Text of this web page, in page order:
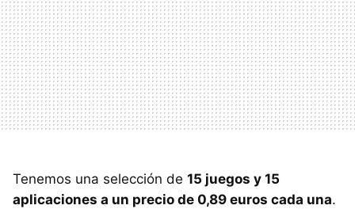
Tenemos una selección de 15 juegos y 15
aplicaciones a un precio de 0,89 euros cada una.